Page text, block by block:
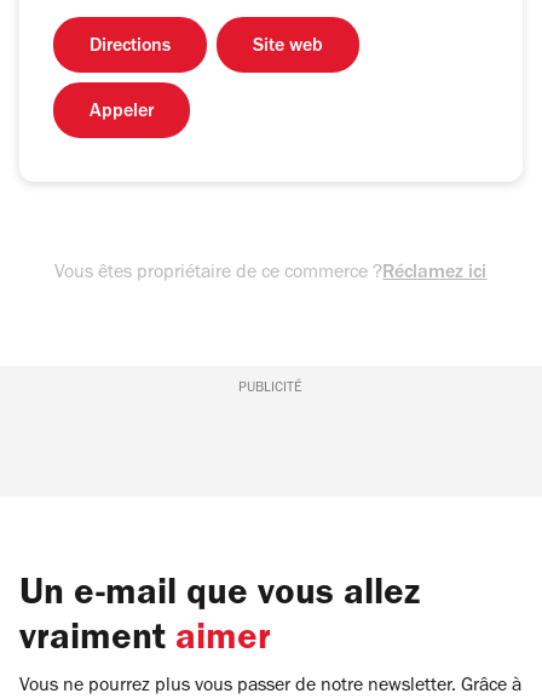
Directions Site web
Appeler
Vous êtes propriétaire de ce commerce ?Réclamez ici
PUBLICITÉ
Un e-mail que vous allez
vraiment aimer
Vous ne pourrez plus vous passer de notre newsletter. Grâce à